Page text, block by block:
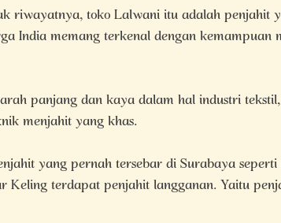
riwayatnya, toko Lalwani itu adalah penjahit
India memang terkenal dengan kemampuan
panjang dan kaya dalam hal industri
menjahit yang khas.
yang pernah tersebar di Surabaya
Keling terdapat penjahit langganan. Yaitu